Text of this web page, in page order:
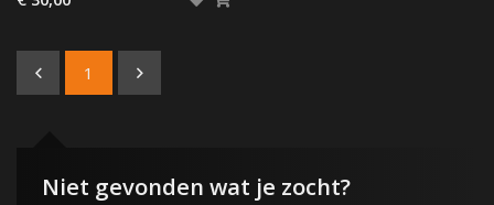
1
Niet gevonden wat je zocht?